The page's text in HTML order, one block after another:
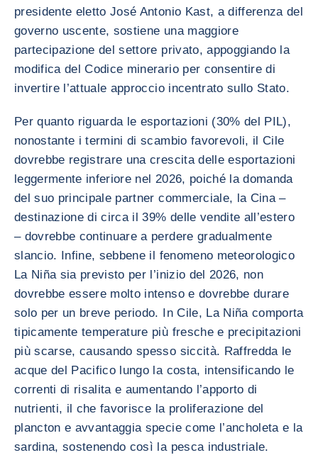
presidente eletto José Antonio Kast, a differenza del
governo uscente, sostiene una maggiore
partecipazione del settore privato, appoggiando la
modifica del Codice minerario per consentire di
invertire l’attuale approccio incentrato sullo Stato.
Per quanto riguarda le esportazioni (30% del PIL),
nonostante i termini di scambio favorevoli, il Cile
dovrebbe registrare una crescita delle esportazioni
leggermente inferiore nel 2026, poiché la domanda
del suo principale partner commerciale, la Cina –
destinazione di circa il 39% delle vendite all’estero
– dovrebbe continuare a perdere gradualmente
slancio. Infine, sebbene il fenomeno meteorologico
La Niña sia previsto per l’inizio del 2026, non
dovrebbe essere molto intenso e dovrebbe durare
solo per un breve periodo. In Cile, La Niña comporta
tipicamente temperature più fresche e precipitazioni
più scarse, causando spesso siccità. Raffredda le
acque del Pacifico lungo la costa, intensificando le
correnti di risalita e aumentando l’apporto di
nutrienti, il che favorisce la proliferazione del
plancton e avvantaggia specie come l’ancholeta e la
sardina, sostenendo così la pesca industriale.